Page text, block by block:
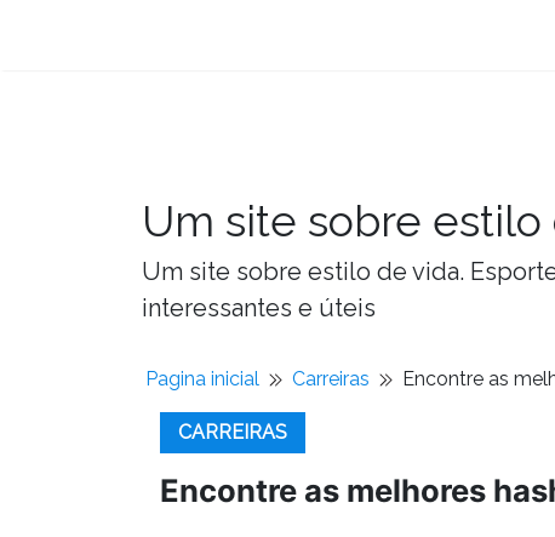
Um site sobre estilo
Um site sobre estilo de vida.
interessantes e úteis
Pagina inicial Carreiras Encontre as
CARREIRAS
Encontre as melhores